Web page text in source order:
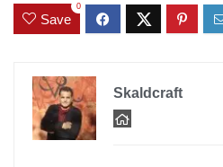
Save
0
Skaldcraft